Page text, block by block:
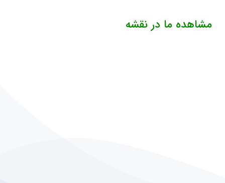
مشاهده ما در نقشه